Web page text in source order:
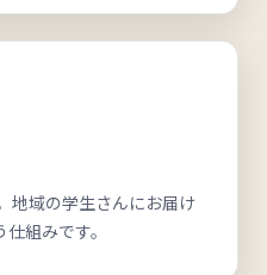
地域の学生さんにお届け
組みです。